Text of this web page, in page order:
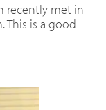
recently met in
This is a good